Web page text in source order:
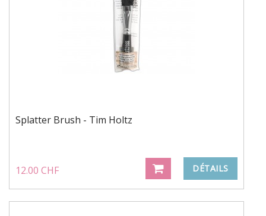
Splatter Brush - Tim Holtz
12.00 CHF DÉTAILS